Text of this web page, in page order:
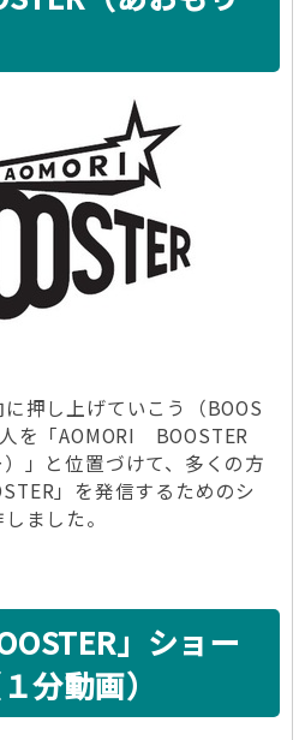
押し上げていこう（BOOS
を「AOMORI BOOSTER
）」と位置づけて、多くの方
」を発信するためのシ
ました。
」ショー
分動画）